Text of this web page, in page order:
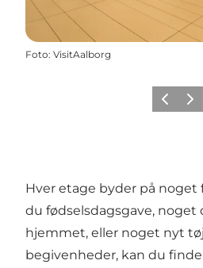
Foto: VisitAalborg
Forrige
Hver etage byder på noget
du fødselsdagsgave, noget
hjemmet, eller noget nyt
begivenheder, kan du